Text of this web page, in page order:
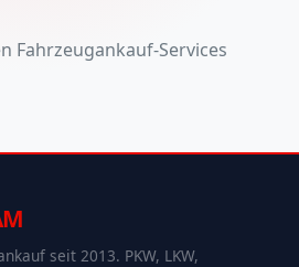
Fahrzeugankauf-Services
seit 2013. PKW, LKW,